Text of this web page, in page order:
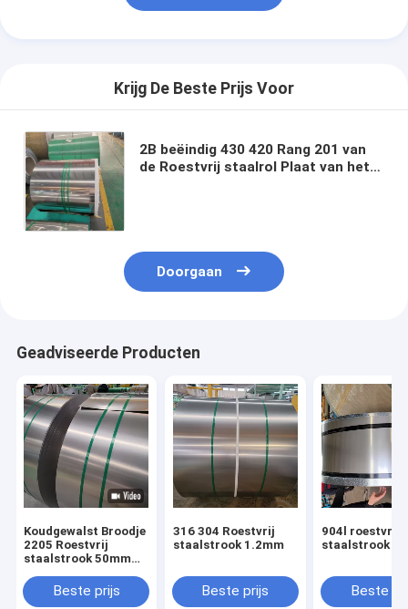
Krijg De Beste Prijs Voor
2B beëindig 430 420 Rang 201 van
de Roestvrij staalrol Plaat van het
Doorgaan
Geadviseerde Producten
Koudgewalst Broodje
2205 Roestvrij
staalstrook 50mm
Beste prijs
316 304 Roestvrij
staalstrook 1.2mm
Beste prijs
904l roestvrij
staalstrook
Beste